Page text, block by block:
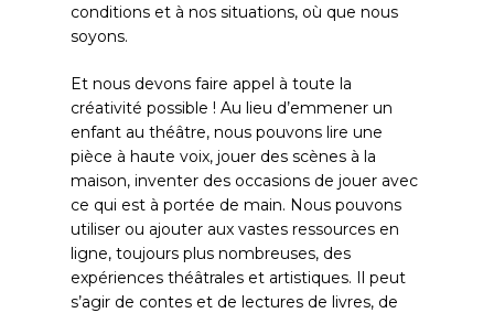
conditions et à nos situations, où que nous
soyons.
Et nous devons faire appel à toute la
créativité possible ! Au lieu d’emmener un
enfant au théâtre, nous pouvons lire une
pièce à haute voix, jouer des scènes à la
maison, inventer des occasions de jouer avec
ce qui est à portée de main. Nous pouvons
utiliser ou ajouter aux vastes ressources en
ligne, toujours plus nombreuses, des
expériences théâtrales et artistiques. Il peut
s’agir de contes et de lectures de livres, de